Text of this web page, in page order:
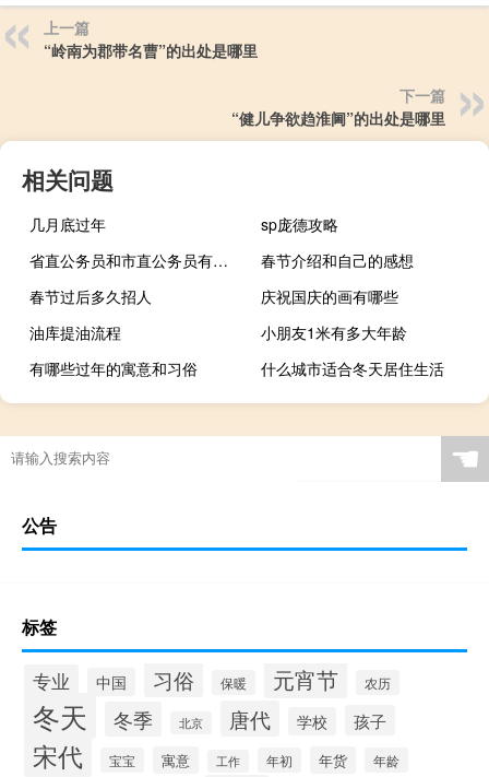
上一篇
“岭南为郡带名曹”的出处是哪里
下一篇
“健儿争欲趋淮阃”的出处是哪里
相关问题
几月底过年
sp庞德攻略
省直公务员和市直公务员有什么区别
春节介绍和自己的感想
春节过后多久招人
庆祝国庆的画有哪些
油库提油流程
小朋友1米有多大年龄
有哪些过年的寓意和习俗
什么城市适合冬天居住生活
☚
公告
标签
专业 中国 习俗 保暖 元宵节 农历
冬天 冬季 北京 唐代 学校 孩子
宋代 宝宝 寓意 工作 年初 年货 年龄